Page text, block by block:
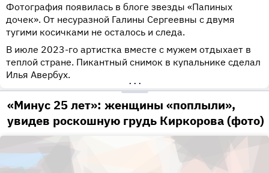
Фотография появилась в блоге звезды «Папиных
дочек». От несуразной Галины Сергеевны с двумя
тугими косичками не осталось и следа.
В июле 2023-го артистка вместе с мужем отдыхает в
теплой стране. Пикантный снимок в купальнике сделал
Илья Авербух.
•••
«Минус 25 лет»: женщины «поплыли»,
увидев роскошную грудь Киркорова (фото)